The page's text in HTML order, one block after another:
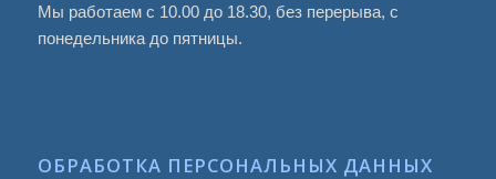
Мы работаем с 10.00 до 18.30, без перерыва, с
понедельника до пятницы.
ОБРАБОТКА ПЕРСОНАЛЬНЫХ ДАННЫХ